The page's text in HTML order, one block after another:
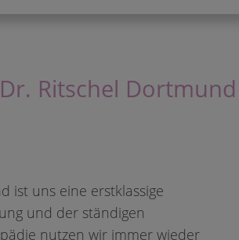
Kirchhörde
schnelleren
Ritschel Dortmund
ist uns eine erstklassige
und der ständigen
nutzen wir immer wieder